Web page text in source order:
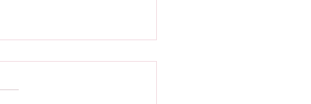
POR SILENCIO
POSITIVO EN